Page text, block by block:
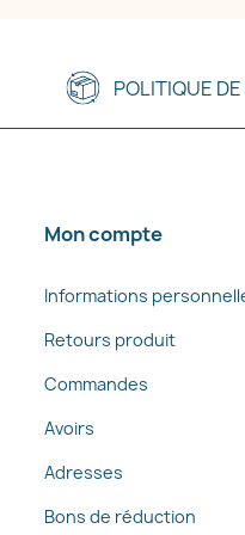
POLITIQUE
Mon compte
Informations
Retours produit
Commandes
Avoirs
Adresses
Bons de réduction